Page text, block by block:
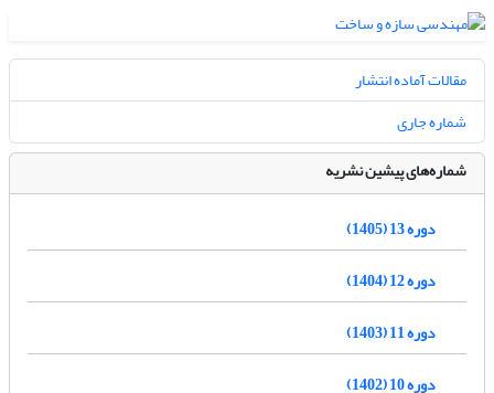
مقالات آماده انتشار
شماره جاری
شماره‌های پیشین نشریه
دوره 13 (1405)
دوره 12 (1404)
دوره 11 (1403)
دوره 10 (1402)